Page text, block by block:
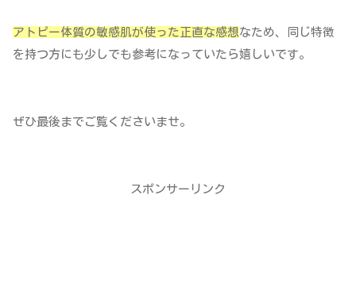
アトピー体質の敏感肌が使った正直な感想 なため、同じ特徴
を持つ方にも少しでも参考になっていたら嬉しいです。
ぜひ最後までご覧くださいませ。
スポンサーリンク